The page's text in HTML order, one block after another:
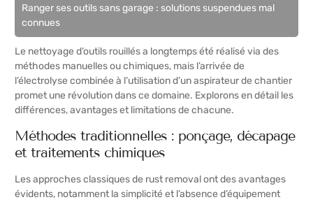
Ranger ses outils sans garage : solutions suspendues mal
connues
Le nettoyage d’outils rouillés a longtemps été réalisé via des
méthodes manuelles ou chimiques, mais l’arrivée de
l’électrolyse combinée à l’utilisation d’un aspirateur de chantier
promet une révolution dans ce domaine. Explorons en détail les
différences, avantages et limitations de chacune.
Méthodes traditionnelles : ponçage, décapage
et traitements chimiques
Les approches classiques de rust removal ont des avantages
évidents, notamment la simplicité et l’absence d’équipement